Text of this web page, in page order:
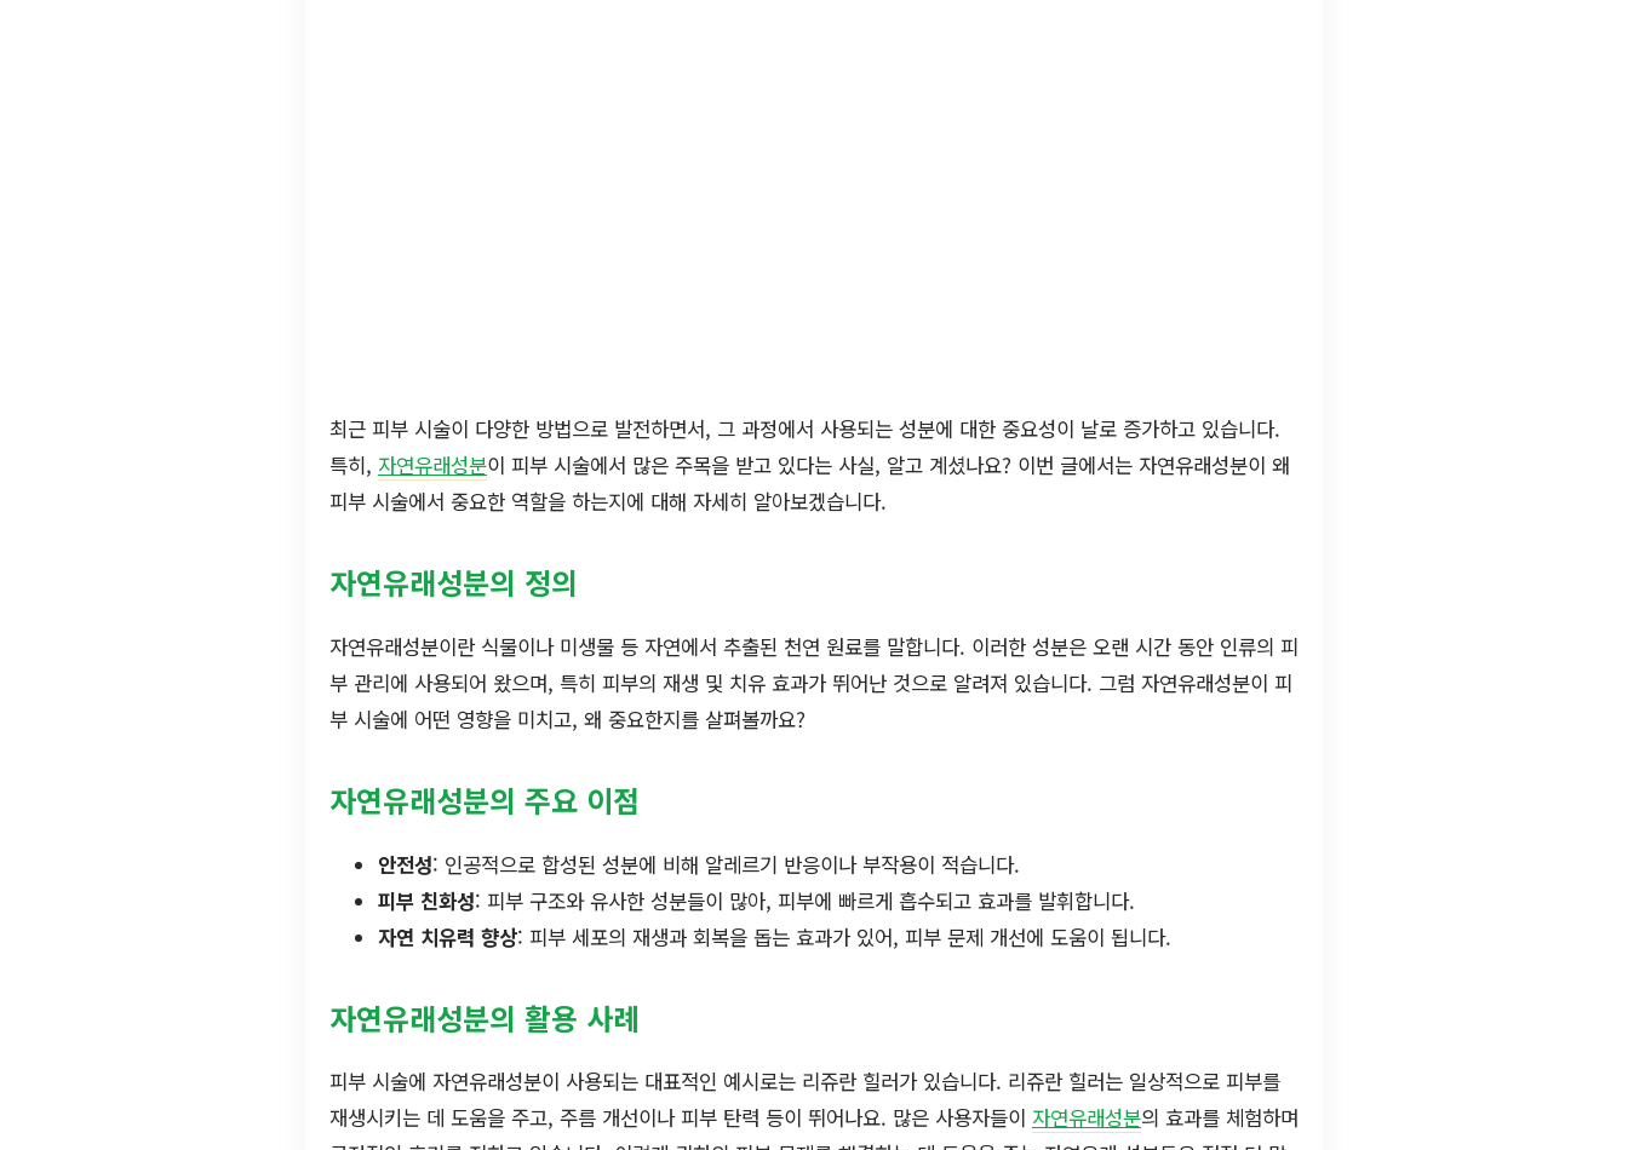
최근 피부 시술이 다양한 방법으로 발전하면서, 그 과정에서 사용되는 성분에 대한 중요성이 날로 증가하고 있습니다.
특히, 자연유래성분이 피부 시술에서 많은 주목을 받고 있다는 사실, 알고 계셨나요? 이번 글에서는 자연유래성분이 왜
피부 시술에서 중요한 역할을 하는지에 대해 자세히 알아보겠습니다.
자연유래성분의 정의
자연유래성분이란 식물이나 미생물 등 자연에서 추출된 천연 원료를 말합니다. 이러한 성분은 오랜 시간 동안 인류의 피
부 관리에 사용되어 왔으며, 특히 피부의 재생 및 치유 효과가 뛰어난 것으로 알려져 있습니다. 그럼 자연유래성분이 피
부 시술에 어떤 영향을 미치고, 왜 중요한지를 살펴볼까요?
자연유래성분의 주요 이점
안전성: 인공적으로 합성된 성분에 비해 알레르기 반응이나 부작용이 적습니다.
피부 친화성: 피부 구조와 유사한 성분들이 많아, 피부에 빠르게 흡수되고 효과를 발휘합니다.
자연 치유력 향상: 피부 세포의 재생과 회복을 돕는 효과가 있어, 피부 문제 개선에 도움이 됩니다.
자연유래성분의 활용 사례
피부 시술에 자연유래성분이 사용되는 대표적인 예시로는 리쥬란 힐러가 있습니다. 리쥬란 힐러는 일상적으로 피부를
재생시키는 데 도움을 주고, 주름 개선이나 피부 탄력 등이 뛰어나요. 많은 사용자들이 자연유래성분의 효과를 체험하며